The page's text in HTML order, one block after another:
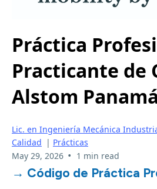
Práctica
Practicante de
Alstom Panamá
Lic. en Ingeniería Mecánica
Calidad | Prácticas
May 29, 2026 • 1 min read
→ Código de Práctica